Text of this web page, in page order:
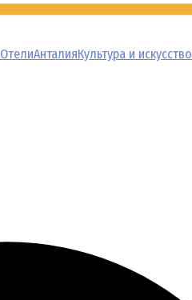
ОтелиАнталияКультура и искусство